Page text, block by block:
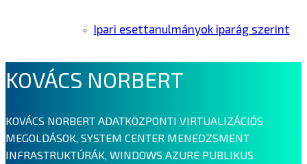
Ipari esettanulmányok iparág szerint
KOVÁCS NORBERT
KOVÁCS NORBERT ADATKÖZPONTI VIRTUALIZÁCIÓS
MEGOLDÁSOK, SYSTEM CENTER MENEDZSMENT
INFRASTRUKTÚRÁK, WINDOWS AZURE PUBLIKUS